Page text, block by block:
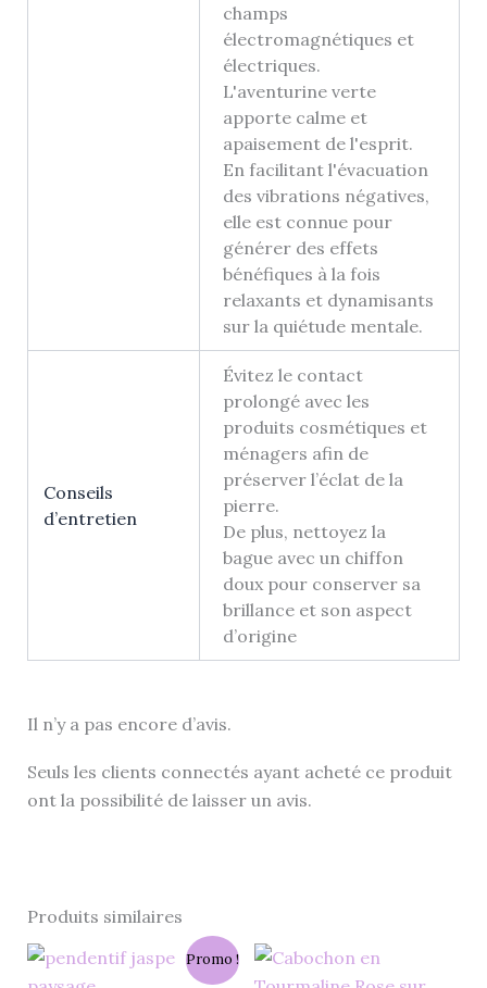
champs
électromagnétiques et
électriques.
L'aventurine verte
apporte calme et
apaisement de l'esprit.
En facilitant l'évacuation
des vibrations négatives,
elle est connue pour
générer des effets
bénéfiques à la fois
relaxants et dynamisants
sur la quiétude mentale.
Conseils
d’entretien
Évitez le contact
prolongé avec les
produits cosmétiques et
ménagers afin de
préserver l’éclat de la
pierre.
De plus, nettoyez la
bague avec un chiffon
doux pour conserver sa
brillance et son aspect
d’origine
Il n’y a pas encore d’avis.
Seuls les clients connectés ayant acheté ce produit
ont la possibilité de laisser un avis.
Produits similaires
Promo !
Le
Le
prix
Ce